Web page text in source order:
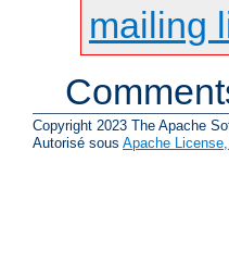
mailing
Copyright 2023 The Apache
Autorisé sous Apache